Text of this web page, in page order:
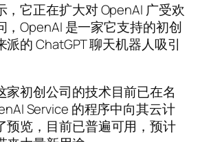
，它正在扩大对 OpenAI 广受欢
，OpenAI 是一家它支持的初创
派的 ChatGPT 聊天机器人吸引
家初创公司的技术目前已在名
Service 的程序中向其云计
预览，目前已普遍可用，预计